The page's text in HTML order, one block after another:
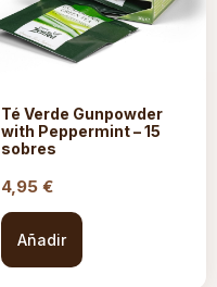
Té Verde Gunpowder
with Peppermint – 15
sobres
4,95 €
Añadir